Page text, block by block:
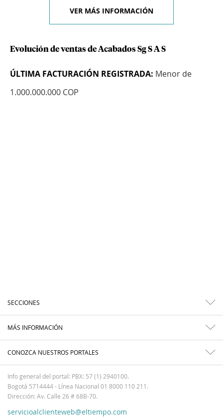
VER MÁS INFORMACIÓN
Evolución de ventas de Acabados Sg S A S
ÚLTIMA FACTURACIÓN REGISTRADA: Menor de
1.000.000.000 COP
SECCIONES
MÁS INFORMACIÓN
CONOZCA NUESTROS PORTALES
Info general del portal: PBX: 57 (1) 2940100.
Bogotá 5714444 - Línea Nacional 01 8000 110 211.
Dirección: Av. Calle 26 # 68B-70.
servicioalclienteweb@eltiempo.com